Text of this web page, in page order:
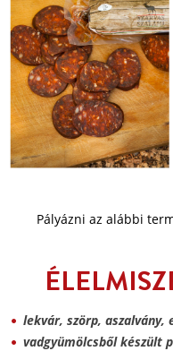
Pályázni az alábbi
lekvár, szörp, aszalvány,
vadgyümölcsből készült